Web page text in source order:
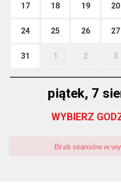
17 18 19 20
24 25 26 27
31 1 2 3
piątek, 7
WYBIERZ
Brak seansów w